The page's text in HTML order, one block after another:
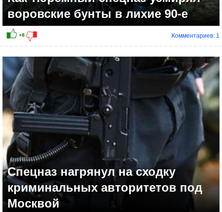
воровские бунты в лихие 90-е
Комментариев: 1
Спецназ нагрянул на сходку
криминальных авторитетов под
Москвой